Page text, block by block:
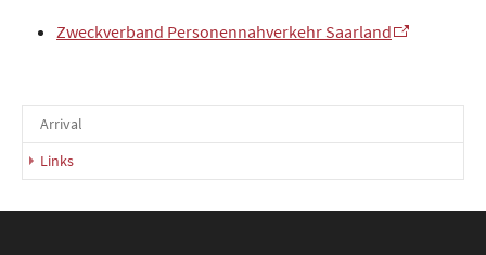
Zweckverband Personennahverkehr Saarland
Arrival
Links(current)